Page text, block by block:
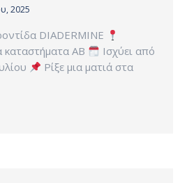
2025
DIADERMINE
καταστήματα ΑΒ
Ισχύει από
Ρίξε μια ματιά στα